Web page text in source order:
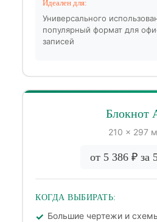
Идеален для:
Универсального
популярный формат для
записей
Блокнот
210 × 297
от 5 386 ₽ за
КОГДА ВЫБИРАТЬ:
Большие чертежи и